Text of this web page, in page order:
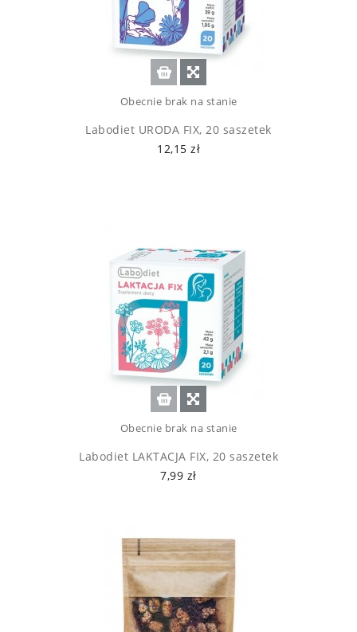
Obecnie brak na stanie
Labodiet URODA FIX, 20 saszetek
12,15 zł
Obecnie brak na stanie
Labodiet LAKTACJA FIX, 20 saszetek
7,99 zł